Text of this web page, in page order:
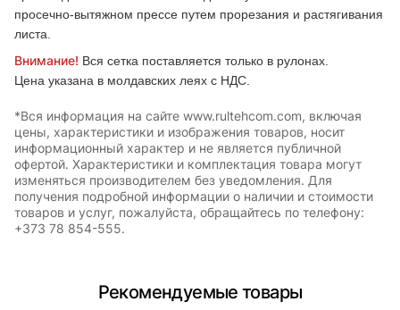
просечно-вытяжном прессе путем прорезания и растягивания
листа.
Внимание! Вся сетка поставляется только в рулонах.
Цена указана в молдавских леях с НДС.
*Вся информация на сайте www.rultehcom.com, включая
цены, характеристики и изображения товаров, носит
информационный характер и не является публичной
офертой. Характеристики и комплектация товара могут
изменяться производителем без уведомления. Для
получения подробной информации о наличии и стоимости
товаров и услуг, пожалуйста, обращайтесь по телефону:
+373 78 854-555.
Рекомендуемые товары